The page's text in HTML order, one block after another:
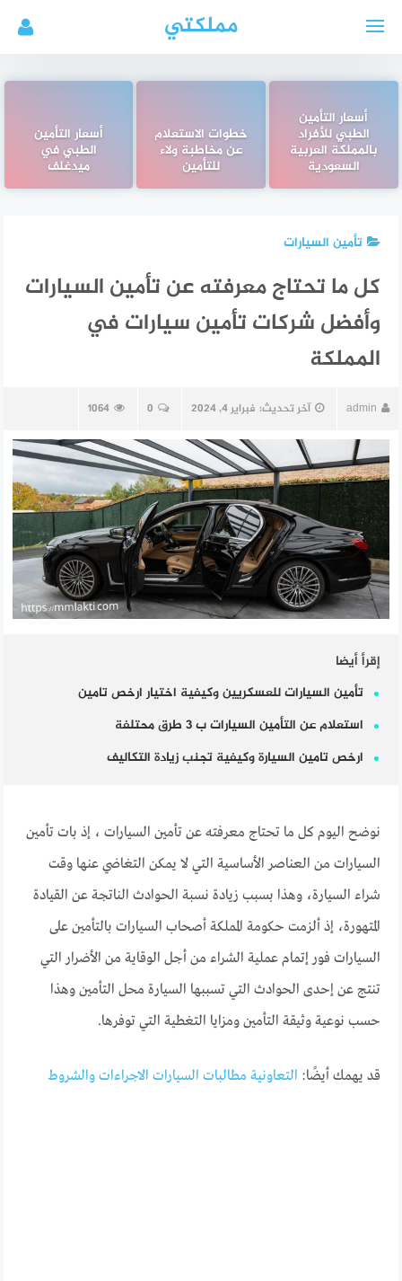
مملكتي
أسعار التأمين
الطبي للأفراد
بالمملكة العربية
السعودية
خطوات الاستعلام
عن مخاطبة ولاء
للتأمين
أسعار التأمين
الطبي في
ميدغلف
تأمين السيارات
كل ما تحتاج معرفته عن تأمين السيارات
وأفضل شركات تأمين سيارات في
المملكة
admin آخر تحديث: فبراير 4, 2024 0
1064
إقرأ أيضا
تأمين السيارات للعسكريين وكيفية اختيار ارخص تامين
استعلام عن التأمين السيارات ب 3 طرق محتلفة
ارخص تامين السيارة وكيفية تجنب زيادة التكاليف
نوضح اليوم كل ما تحتاج معرفته عن تأمين السيارات ، إذ بات تأمين
السيارات من العناصر الأساسية التي لا يمكن التغاضي عنها وقت
شراء السيارة، وهذا بسبب زيادة نسبة الحوادث الناتجة عن القيادة
المتهورة، إذ ألزمت حكومة المملكة أصحاب السيارات بالتأمين على
السيارات فور إتمام عملية الشراء من أجل الوقاية من الأضرار التي
تنتج عن إحدى الحوادث التي تسببها السيارة محل التأمين وهذا
حسب نوعية وثيقة التأمين ومزايا التغطية التي توفرها.
قد يهمك أيضًا: التعاونية مطالبات السيارات الاجراءات والشروط